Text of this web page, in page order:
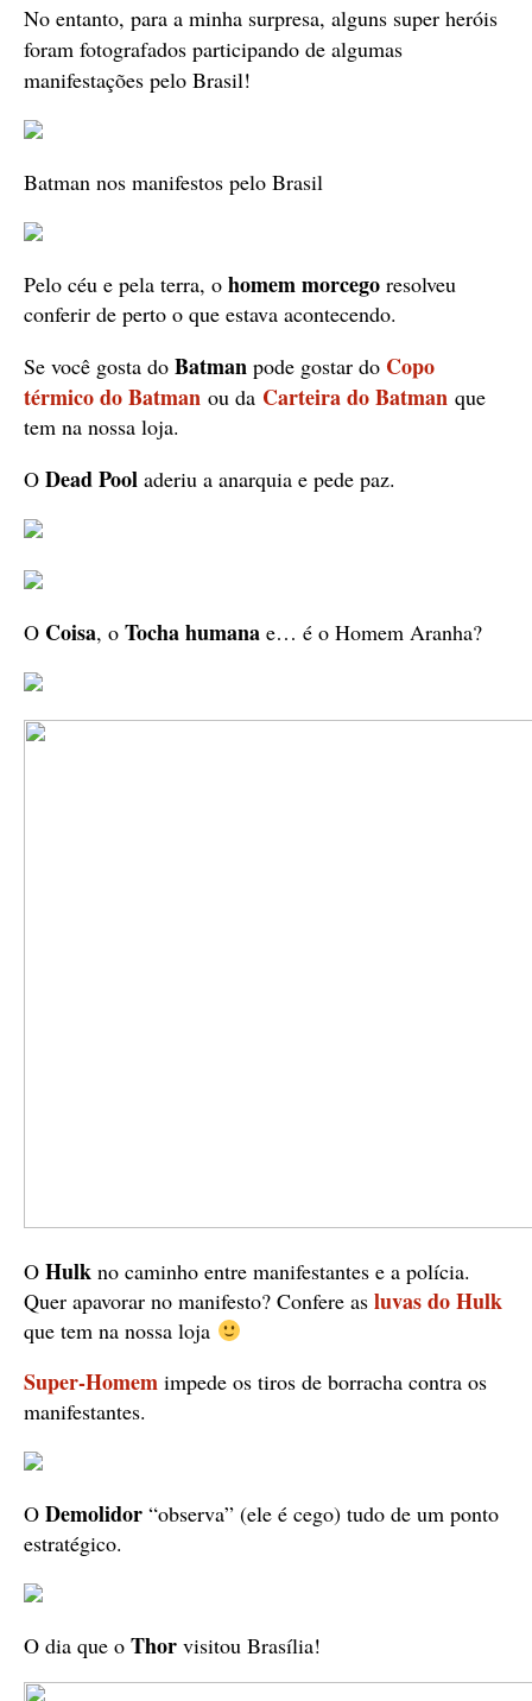
No entanto, para a minha surpresa, alguns super heróis
foram fotografados participando de algumas
manifestações pelo Brasil!
Batman nos manifestos pelo Brasil
Pelo céu e pela terra, o homem morcego resolveu
conferir de perto o que estava acontecendo.
Se você gosta do Batman pode gostar do Copo
térmico do Batman ou da Carteira do Batman que
tem na nossa loja.
O Dead Pool aderiu a anarquia e pede paz.
O Coisa, o Tocha humana e… é o Homem Aranha?
O Hulk no caminho entre manifestantes e a polícia.
Quer apavorar no manifesto? Confere as luvas do Hulk
que tem na nossa loja
Super-Homem impede os tiros de borracha contra os
manifestantes.
O Demolidor “observa” (ele é cego) tudo de um ponto
estratégico.
O dia que o Thor visitou Brasília!